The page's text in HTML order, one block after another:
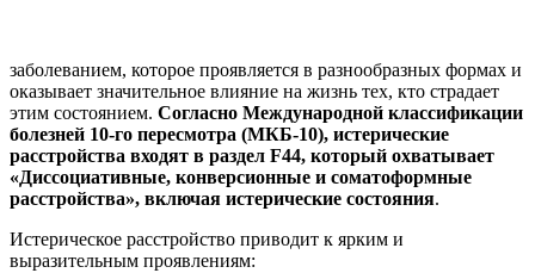
заболеванием, которое проявляется в разнообразных формах и
оказывает значительное влияние на жизнь тех, кто страдает
этим состоянием. Согласно Международной классификации
болезней 10-го пересмотра (МКБ-10), истерические
расстройства входят в раздел F44, который охватывает
«Диссоциативные, конверсионные и соматоформные
расстройства», включая истерические состояния.
Истерическое расстройство приводит к ярким и
выразительным проявлениям: